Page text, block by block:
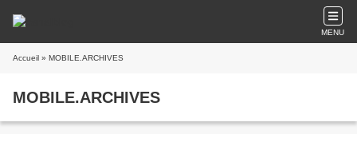
MENU
Accueil » MOBILE.ARCHIVES
MOBILE.ARCHIVES